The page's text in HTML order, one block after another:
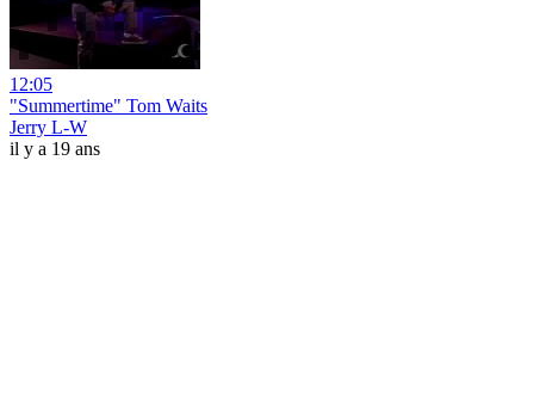
12:05
"Summertime" Tom Waits
Jerry L-W
il y a 19 ans